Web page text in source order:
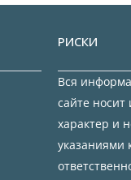
РИСКИ
Вся
сайте
характер и
указаниями